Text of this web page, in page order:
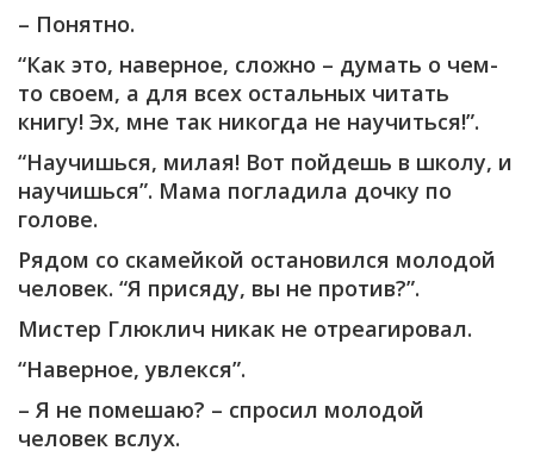
– Понятно.
“Как это, наверное, сложно – думать о чем-
то своем, а для всех остальных читать
книгу! Эх, мне так никогда не научиться!”.
“Научишься, милая! Вот пойдешь в школу, и
научишься”. Мама погладила дочку по
голове.
Рядом со скамейкой остановился молодой
человек. “Я присяду, вы не против?”.
Мистер Глюклич никак не отреагировал.
“Наверное, увлекся”.
– Я не помешаю? – спросил молодой
человек вслух.